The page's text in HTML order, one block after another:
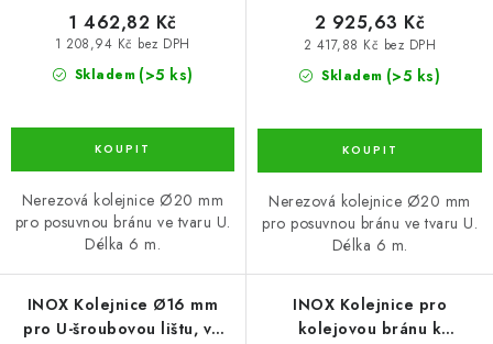
Skladem (>5 ks)
1 208,94 Kč bez DPH
1 462,82 Kč
Nerezová kolejnice Ø20 mm
pro posuvnou bránu ve tvaru U.
Délka 6 m.
Skladem (>5 ks)
2 417,88 Kč bez DPH
2 925,63 Kč
Nerezová kolejnice Ø20 mm
pro posuvnou bránu ve tvaru U.
Délka 6 m.
INOX Kolejnice Ø16 mm
pro U-šroubovou lištu, ve
INOX Kolejnice pro
kolejovou bránu k